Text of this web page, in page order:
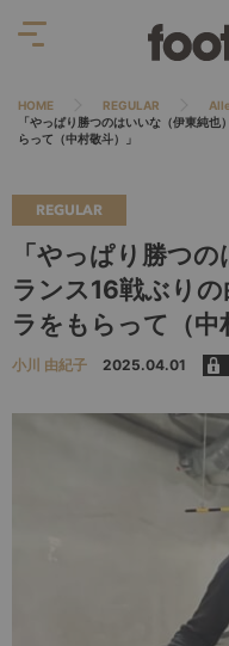
HOME REGULAR
「やっぱり勝つのはいいな（伊東純
らって（中村敬斗）」
REGULAR
「やっぱり勝つ
ランス16戦ぶり
ラをもらって（中
小川 由紀子 2025.04.01